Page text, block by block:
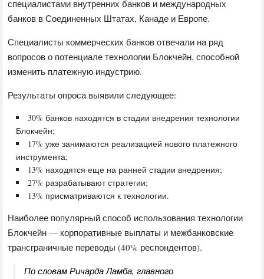
специалистами внутренних банков и международных
банков в Соединенных Штатах, Канаде и Европе.
Специалисты коммерческих банков отвечали на ряд
вопросов о потенциале технологии Блокчейн, способной
изменить платежную индустрию.
Результаты опроса выявили следующее:
30% банков находятся в стадии внедрения технологии
Блокчейн;
17% уже занимаются реализацией нового платежного
инструмента;
13% находятся еще на ранней стадии внедрения;
27% разрабатывают стратегии;
13% присматриваются к технологии.
Наиболее популярный способ использования технологии
Блокчейн — корпоративные выплаты и межбанковские
трансграничные переводы (40% респондентов).
По словам Ричарда Ламба, главного